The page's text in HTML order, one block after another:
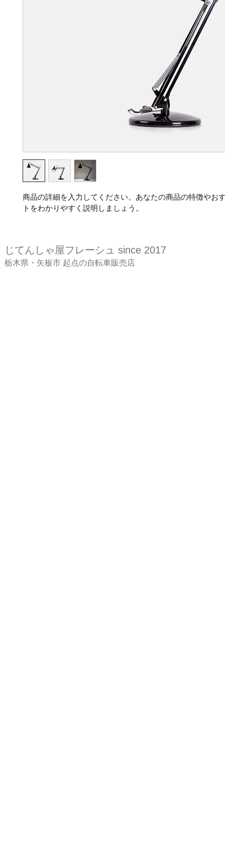
商品の詳細を入力してください。あなたの商品の特徴やお
トをわかりやすく説明しましょう。
じてんしゃ屋フレーシュ since 2017
​栃木県・矢板市 起点の自転車販売店